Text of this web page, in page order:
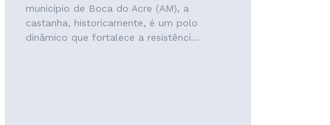
município de Boca do Acre (AM), a
castanha, historicamente, é um polo
dinâmico que fortalece a resistênci...